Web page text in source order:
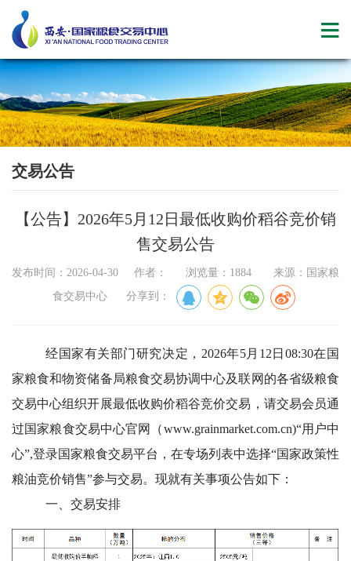
交易公告
【公告】2026年5月12日最低收购价稻谷竞价销
售交易公告
发布时间：2026-04-30 作者： 浏览量：1884 来源：国家粮
食交易中心 分享到：
经国家有关部门研究决定，2026年5月12日08:30在国
家粮食和物资储备局粮食交易协调中心及联网的各省级粮食
交易中心组织开展最低收购价稻谷竞价交易，请交易会员通
过国家粮食交易中心官网（www.grainmarket.com.cn)“用户中
心”,登录国家粮食交易平台，在专场列表中选择“国家政策性
粮油竞价销售”参与交易。现就有关事项公告如下：
一、交易安排